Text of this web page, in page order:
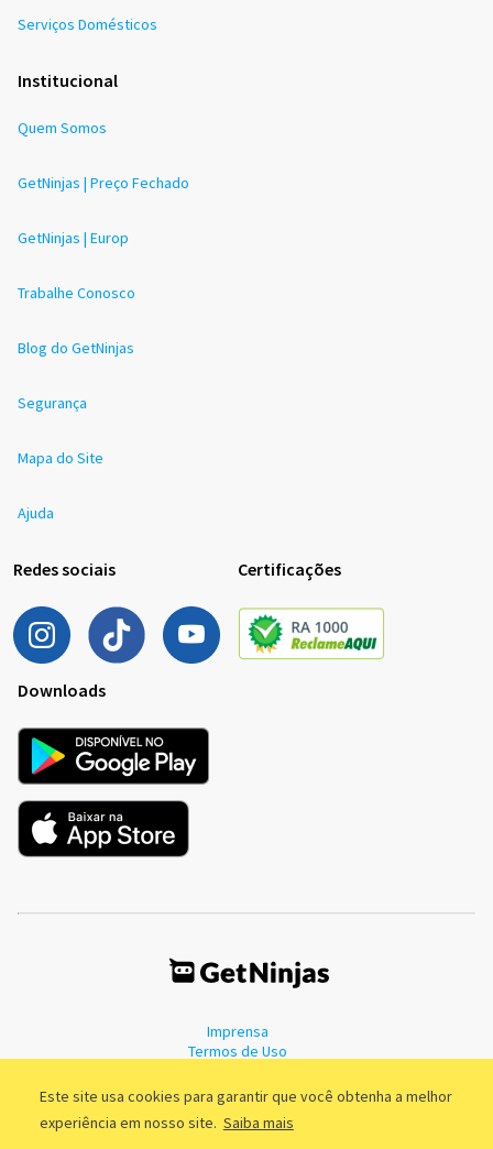
Este site usa cookies para garantir que você obtenha a melhor
experiência em nosso site. Saiba mais
Serviços Domésticos
Institucional
Quem Somos
GetNinjas | Preço Fechado
GetNinjas | Europ
Trabalhe Conosco
Blog do GetNinjas
Segurança
Mapa do Site
Ajuda
Redes sociais Certificações
Downloads
Imprensa
Termos de Uso